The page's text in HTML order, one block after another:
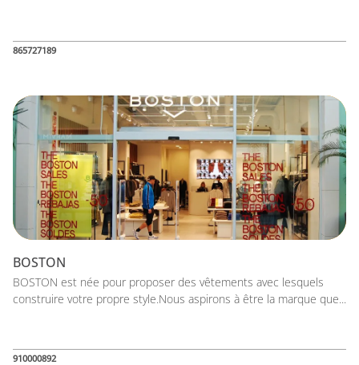
865727189
BOSTON
BOSTON est née pour proposer des vêtements avec lesquels
construire votre propre style.Nous aspirons à être la marque que...
910000892